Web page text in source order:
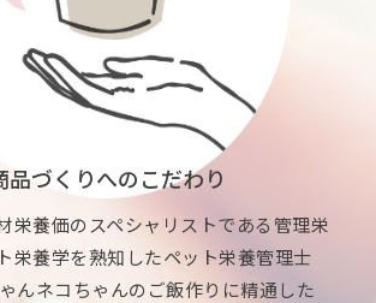
品づくりへのこだわり
栄養価のスペシャリストである管理栄
栄養学を熟知したペット栄養管理士
んネコちゃんのご飯作りに精通した